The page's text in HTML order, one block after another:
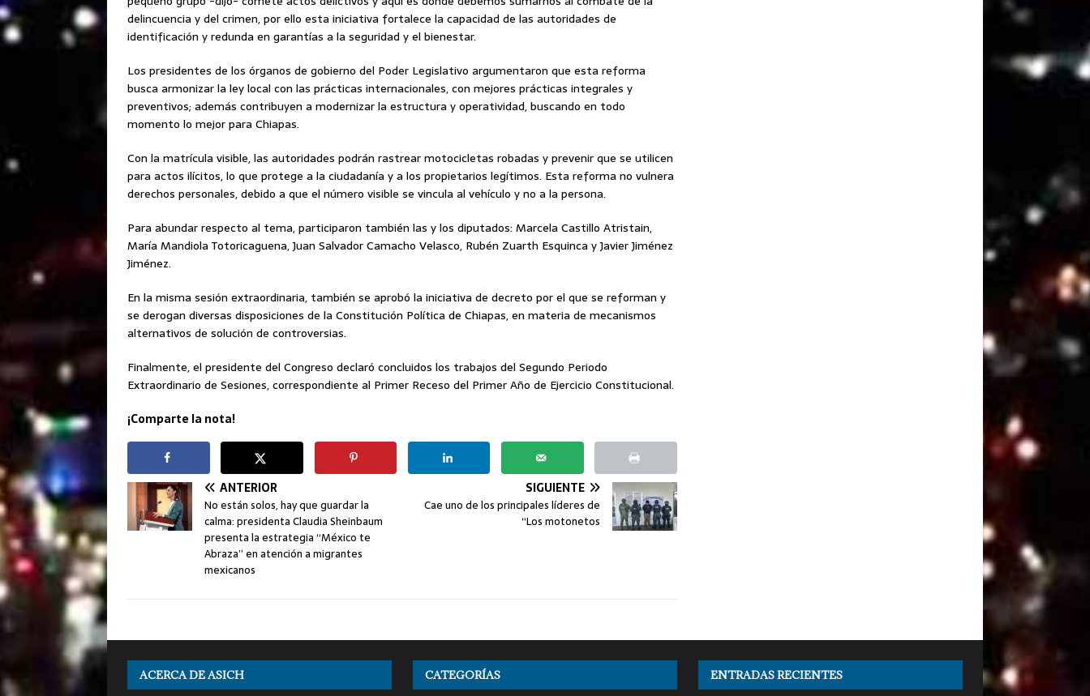
delincuencia y del crimen, por ello esta iniciativa fortalece la capacidad de las autoridades de
identificación y redunda en garantías a la seguridad y el bienestar.
Los presidentes de los órganos de gobierno del Poder Legislativo argumentaron que esta reforma
busca armonizar la ley local con las prácticas internacionales, con mejores prácticas integrales y
preventivos; además contribuyen a modernizar la estructura y operatividad, buscando en todo
momento lo mejor para Chiapas.
Con la matrícula visible, las autoridades podrán rastrear motocicletas robadas y prevenir que se utilicen
para actos ilícitos, lo que protege a la ciudadanía y a los propietarios legítimos. Esta reforma no vulnera
derechos personales, debido a que el número visible se vincula al vehículo y no a la persona.
Para abundar respecto al tema, participaron también las y los diputados: Marcela Castillo Atristain,
María Mandiola Totoricaguena, Juan Salvador Camacho Velasco, Rubén Zuarth Esquinca y Javier Jiménez
Jiménez.
En la misma sesión extraordinaria, también se aprobó la iniciativa de decreto por el que se reforman y
se derogan diversas disposiciones de la Constitución Política de Chiapas, en materia de mecanismos
alternativos de solución de controversias.
Finalmente, el presidente del Congreso declaró concluidos los trabajos del Segundo Periodo
Extraordinario de Sesiones, correspondiente al Primer Receso del Primer Año de Ejercicio Constitucional.
¡Comparte la nota!
ANTERIOR
No están solos, hay que guardar la
calma: presidenta Claudia Sheinbaum
presenta la estrategia “México te
Abraza” en atención a migrantes
mexicanos
SIGUIENTE
Cae uno de los principales líderes de
“Los motonetos
ACERCA DE ASICH CATEGORÍAS ENTRADAS RECIENTES